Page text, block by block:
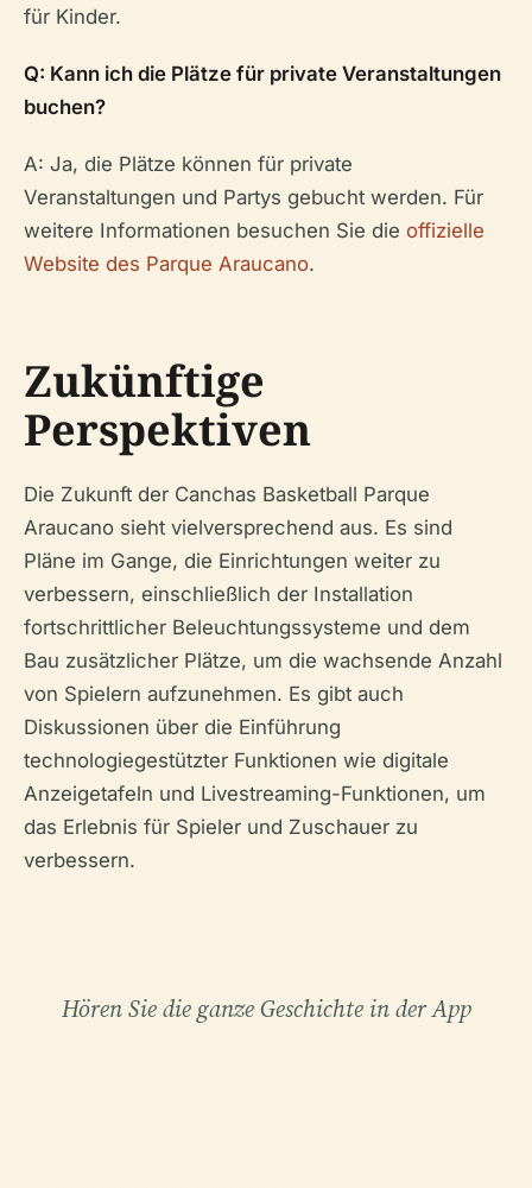
für Kinder.
Q: Kann ich die Plätze für private Veranstaltungen
buchen?
A: Ja, die Plätze können für private
Veranstaltungen und Partys gebucht werden. Für
weitere Informationen besuchen Sie die offizielle
Website des Parque Araucano.
Zukünftige
Perspektiven
Die Zukunft der Canchas Basketball Parque
Araucano sieht vielversprechend aus. Es sind
Pläne im Gange, die Einrichtungen weiter zu
verbessern, einschließlich der Installation
fortschrittlicher Beleuchtungssysteme und dem
Bau zusätzlicher Plätze, um die wachsende Anzahl
von Spielern aufzunehmen. Es gibt auch
Diskussionen über die Einführung
technologiegestützter Funktionen wie digitale
Anzeigetafeln und Livestreaming-Funktionen, um
das Erlebnis für Spieler und Zuschauer zu
verbessern.
Hören Sie die ganze Geschichte in der App